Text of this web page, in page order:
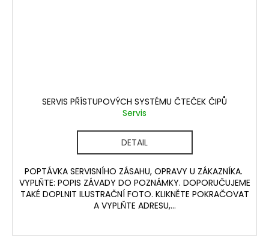
SERVIS PŘÍSTUPOVÝCH SYSTÉMU ČTEČEK ČIPŮ
Servis
DETAIL
POPTÁVKA SERVISNÍHO ZÁSAHU, OPRAVY U ZÁKAZNÍKA.
VYPLŇTE: POPIS ZÁVADY DO POZNÁMKY. DOPORUČUJEME
TAKÉ DOPLNIT ILUSTRAČNÍ FOTO. KLIKNĚTE POKRAČOVAT
A VYPLŇTE ADRESU,...